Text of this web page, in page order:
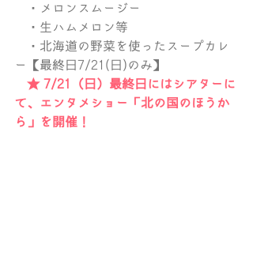
・メロンスムージー
・生ハムメロン等
・北海道の野菜を使ったスープカレ
ー【最終日7/21(日)のみ】
★ 7/21（日）最終日にはシアターに
て、エンタメショー「北の国のほうか
ら」を開催！